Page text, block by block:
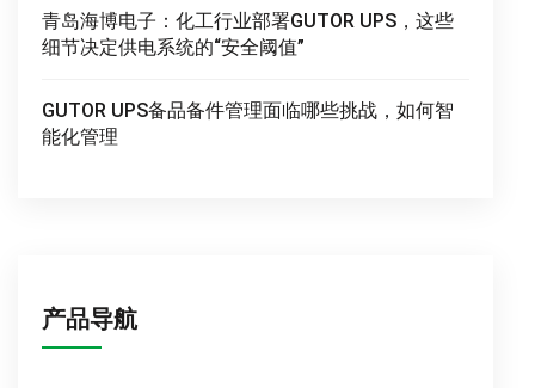
青岛海博电子：化工行业部署GUTOR UPS，这些
细节决定供电系统的“安全阈值”
GUTOR UPS备品备件管理面临哪些挑战，如何智
能化管理
产品导航